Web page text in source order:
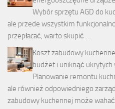
Wybór sprzętu AGD do
ale przede wszystkim
przepłacać, warto skupić …
Koszt zabudowy
budżet i uniknąć ukrytych
Planowanie remontu
ale również odpowiedniego
zabudowy kuchennej może